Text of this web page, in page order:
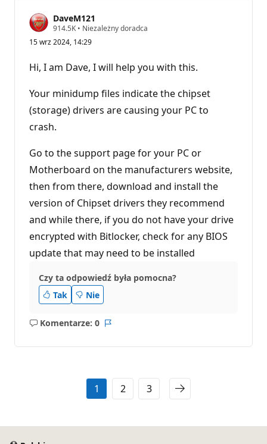
DaveM121
914.5K P
n
t
y
e
p
u
t
i
• Niezależny doradca
15 wrz 2024, 14:29
Hi, I am Dave, I will help you with this.
Your minidump files indicate the chipset
(storage) drivers are causing your PC to
crash.
Go to the support page for your PC or
Motherboard on the manufacturers website,
then from there, download and install the
version of Chipset drivers they recommend
and while there, if you do not have your drive
encrypted with Bitlocker, check for any BIOS
update that may need to be installed
Czy ta odpowiedź była pomocna?
Tak
Nie
Komentarze: 0
Brak
Raport
1 2 3